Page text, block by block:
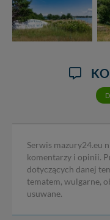
Serwis mazury24.eu
komentarzy i opinii.
dotyczących danej
tematem, wulgarne,
usuwane.